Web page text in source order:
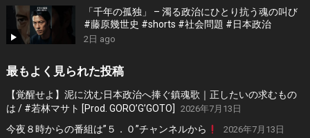
「千年の孤独」 – 濁る政治にひとり抗う魂の叫び
#藤原幾世史 #shorts #社会問題 #日本政治
2日 ago
最もよく見られた投稿
【覚醒せよ】泥に沈む日本政治へ捧ぐ鎮魂歌｜正したいの求むもの
は / #若林マサト [Prod. GORO’G’GOTO]
2026年7月13日
今夜８時からの番組は”５．０”チャンネルから 2026年7月13日